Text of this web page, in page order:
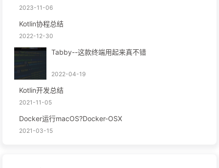
2023-11-06
Kotlin协程总结
2022-12-30
Tabby--这款终端用起来真不错
2022-04-19
Kotlin开发总结
2021-11-05
Docker运行macOS?Docker-OSX
2021-03-15